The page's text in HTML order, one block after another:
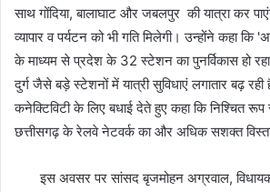
साथ गोंदिया, बालाघाट और जबलपुर की यात्रा कर
व्यापार व पर्यटन को भी गति मिलेगी। उन्होंने कहा कि
के माध्यम से प्रदेश के 32 स्टेशन का पुनर्विकास हो
दुर्ग जैसे बड़े स्टेशनों में यात्री सुविधाएं लगातार बढ़
कनेक्टिविटी के लिए बधाई देते हुए कहा कि निश्चित रूप
छत्तीसगढ़ के रेलवे नेटवर्क का और अधिक सशक्त
इस अवसर पर सांसद बृजमोहन अग्रवाल, विधायक